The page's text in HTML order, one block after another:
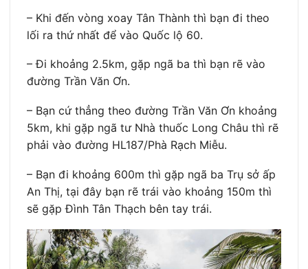
– Khi đến vòng xoay Tân Thành thì bạn đi theo
lối ra thứ nhất để vào Quốc lộ 60.
– Đi khoảng 2.5km, gặp ngã ba thì bạn rẽ vào
đường Trần Văn Ơn.
– Bạn cứ thẳng theo đường Trần Văn Ơn khoảng
5km, khi gặp ngã tư Nhà thuốc Long Châu thì rẽ
phải vào đường HL187/Phà Rạch Miễu.
– Bạn đi khoảng 600m thì gặp ngã ba Trụ sở ấp
An Thị, tại đây bạn rẽ trái vào khoảng 150m thì
sẽ gặp Đình Tân Thạch bên tay trái.